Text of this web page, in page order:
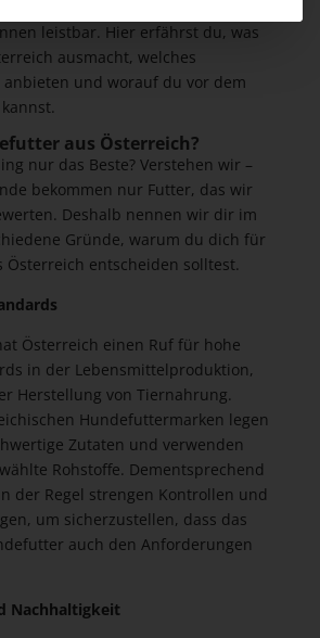
leistbar. Hier erfährst du, was
ausmacht, welches
und worauf du vor dem
aus Österreich?
nur das Beste? Verstehen wir –
bekommen nur Futter, das wir
Deshalb nennen wir dir im
Gründe, warum du dich für
Österreich entscheiden solltest.
Österreich einen Ruf für hohe
in der Lebensmittelproduktion,
Herstellung von Tiernahrung.
Hundefuttermarken legen
Zutaten und verwenden
Rohstoffe. Dementsprechend
der Regel strengen Kontrollen und
um sicherzustellen, dass das
auch den Anforderungen
Nachhaltigkeit